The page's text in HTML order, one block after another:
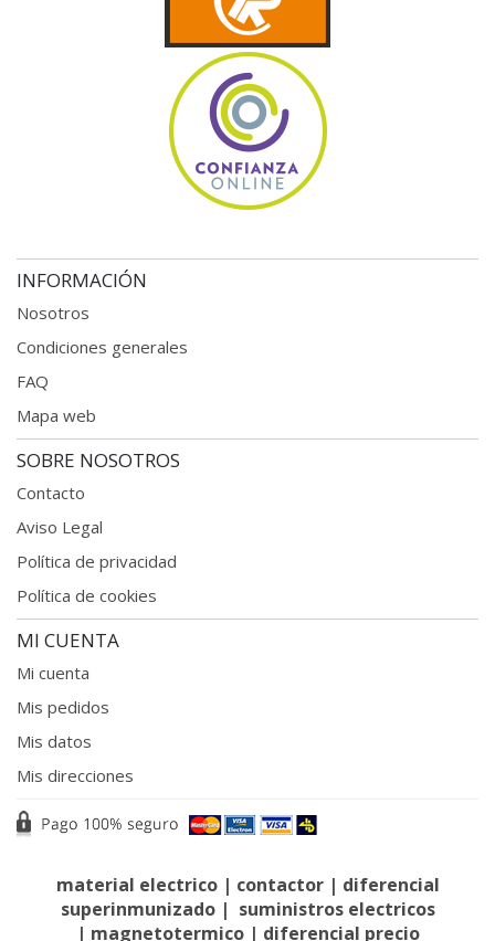
INFORMACIÓN
Nosotros
Condiciones generales
FAQ
Mapa web
SOBRE NOSOTROS
Contacto
Aviso Legal
Política de privacidad
Política de cookies
MI CUENTA
Mi cuenta
Mis pedidos
Mis datos
Mis direcciones
material electrico| contactor| diferencial
superinmunizado| suministros electricos
| magnetotermico | diferencial precio